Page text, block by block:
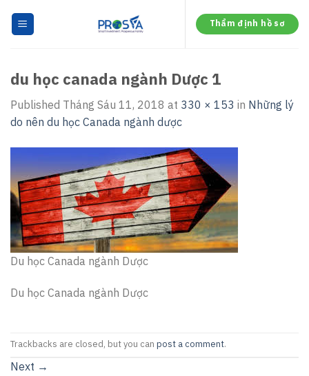
Thẩm định hồ sơ
du học canada ngành Dược 1
Published Tháng Sáu 11, 2018 at 330 × 153 in Những lý
do nên du học Canada ngành dược
Du học Canada ngành Dược
Du học Canada ngành Dược
Trackbacks are closed, but you can post a comment.
Next →